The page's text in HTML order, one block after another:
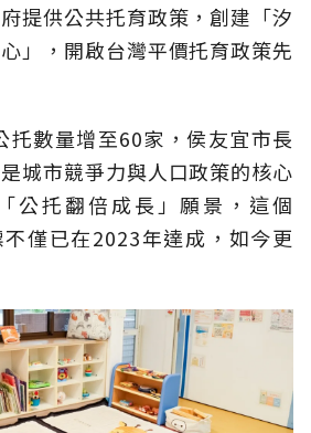
提供公共托育政策，創建「汐
」，開啟台灣平價托育政策先
托數量增至60家，侯友宜市長
城市競爭力與人口政策的核心
公托翻倍成長」願景，這個
不僅已在2023年達成，如今更